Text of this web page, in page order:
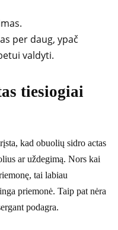
per daug, ypač
valdyti.
tiesiogiai
kad obuolių sidro actas
ar uždegimą. Nors kai
tai labiau
priemonė. Taip pat nėra
podagra.